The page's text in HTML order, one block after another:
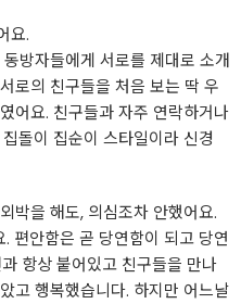
요.
방자들에게 서로를 제대로 소개
로의 친구들을 처음 보는 딱 우
어요. 친구들과 자주 연락하거나
돌이 집순이 스타일이라 신경
박을 해도, 의심조차 안했어요.
편안함은 곧 당연함이 되고 당연
항상 붙어있고 친구들을 만나
고 행복했습니다. 하지만 어느날